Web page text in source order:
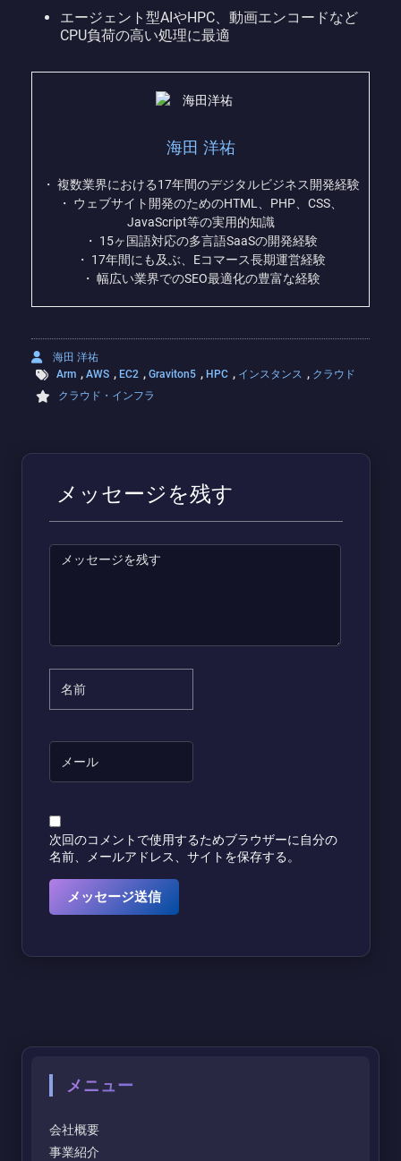
エージェント型AIやHPC、動画エンコードなど
CPU負荷の高い処理に最適
海田 洋祐
・ 複数業界における17年間のデジタルビジネス開発経験
・ ウェブサイト開発のためのHTML、PHP、CSS、
JavaScript等の実用的知識
・ 15ヶ国語対応の多言語SaaSの開発経験
・ 17年間にも及ぶ、Eコマース長期運営経験
・ 幅広い業界でのSEO最適化の豊富な経験
海田 洋祐
Arm , AWS , EC2 , Graviton5 , HPC , インスタンス , クラウド
クラウド・インフラ
メッセージを残す
次回のコメントで使用するためブラウザーに自分の
名前、メールアドレス、サイトを保存する。
メニュー
会社概要
事業紹介